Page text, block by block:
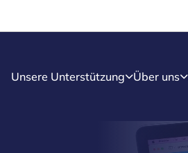
Unsere Unterstützung Über uns